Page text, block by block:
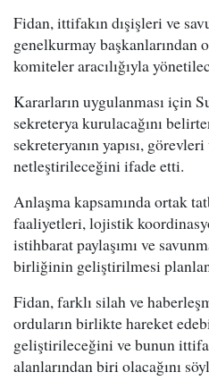
Fidan, ittifakın dışişleri ve
genelkurmay başkanlarından
komiteler aracılığıyla
Kararların uygulanması için
sekreterya kurulacağını
sekreteryanın yapısı,
netleştirileceğini ifade etti.
Anlaşma kapsamında ortak
faaliyetleri, lojistik
istihbarat paylaşımı ve
birliğinin geliştirilmesi
Fidan, farklı silah ve
orduların birlikte hareket
geliştirileceğini ve bunun
alanlarından biri olacağını